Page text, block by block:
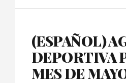
(ESPAÑOL)
DEPORTIVA
MES DE